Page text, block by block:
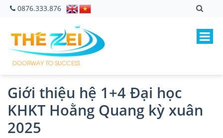
0876.333.876
Giới thiệu hệ 1+4 Đại học
KHKT Hoằng Quang kỳ xuân
2025